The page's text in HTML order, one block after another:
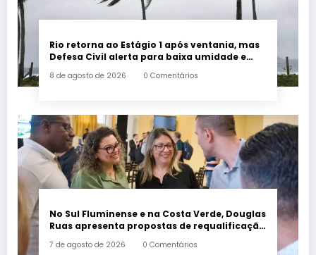
Rio retorna ao Estágio 1 após ventania, mas
Defesa Civil alerta para baixa umidade e
8 de agosto de 2026 0 Comentários
No Sul Fluminense e na Costa Verde, Douglas
Ruas apresenta propostas de requalificação
7 de agosto de 2026 0 Comentários